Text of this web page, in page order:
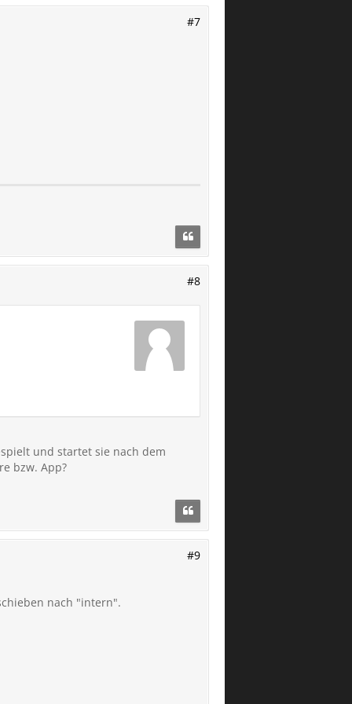
#7
#8
und startet sie nach dem
bzw. App?
#9
nach "intern".